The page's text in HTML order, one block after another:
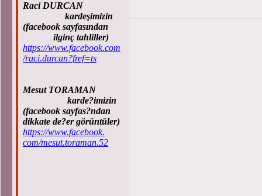
Raci DURCAN
kardeşimizin
(facebook sayfasından
ilginç tahliller)
https://www.facebook.com
/raci.durcan?fref=ts
Mesut TORAMAN
karde?imizin
(facebook sayfas?ndan
dikkate de?er görüntüler)
https://www.facebook.
com/mesut.toraman.52